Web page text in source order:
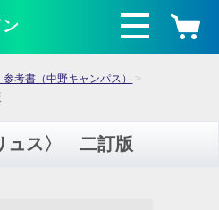
考書（中野キャンパス）
ュス〉 二訂版